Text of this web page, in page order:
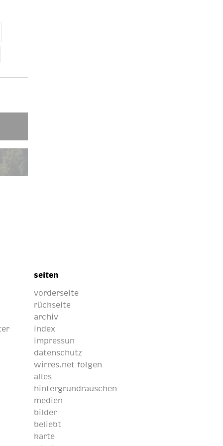
seiten
vorderseite
rückseite
archiv
index
impressun
datenschutz
wirres.net folgen
alles
hintergrundrauschen
medien
bilder
beliebt
karte